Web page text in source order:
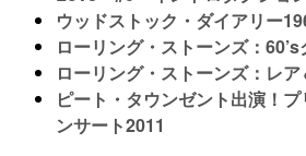
ウッドストック・ダイアリー
ローリング・ストーンズ：
ローリング・ストーンズ：レ
ピート・タウンゼント出演！
ンサート2011